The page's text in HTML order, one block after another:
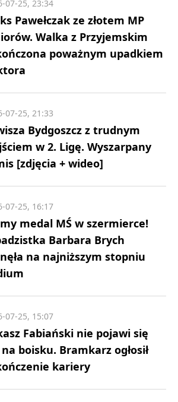
Pawełczak ze złotem MP
Walka z Przyjemskim
poważnym upadkiem
07-25, 23:34
Bydgoszcz z trudnym
w 2. Ligę. Wyszarpany
[zdjęcia + wideo]
07-25, 21:33
medal MŚ w szermierce!
Barbara Brych
na najniższym stopniu
07-25, 16:17
Fabiański nie pojawi się
boisku. Bramkarz ogłosił
kariery
07-25, 15:07